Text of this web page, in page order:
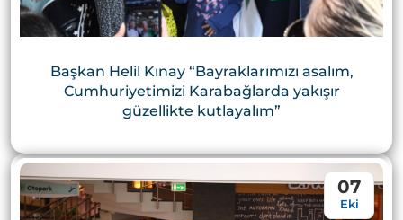
Başkan Helil Kınay “Bayraklarımızı asalım,
Cumhuriyetimizi Karabağlarda yakışır
güzellikte kutlayalım”
07
Eki